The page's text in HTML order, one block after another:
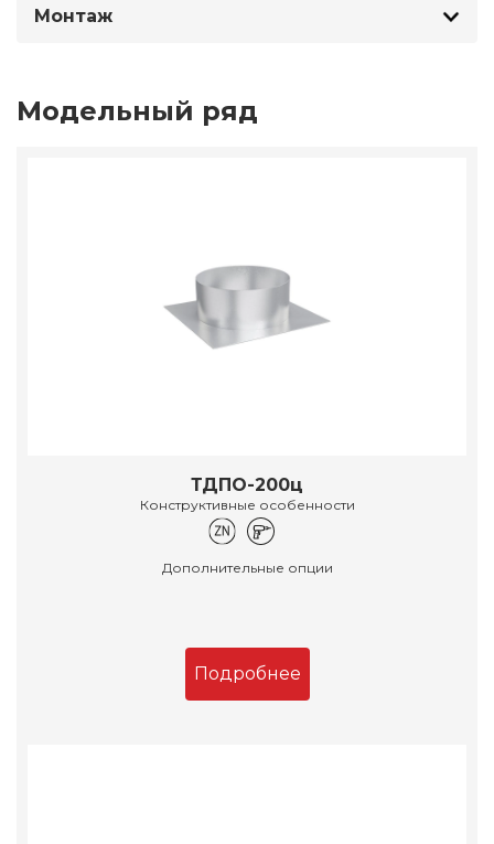
Монтаж
Модельный ряд
ТДПО-200ц
Конструктивные особенности
Дополнительные опции
Подробнее